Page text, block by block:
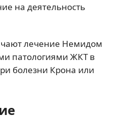
на деятельность
лечение Немидом
патологиями ЖКТ в
болезни Крона или